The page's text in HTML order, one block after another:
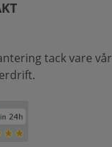
tack vare vår